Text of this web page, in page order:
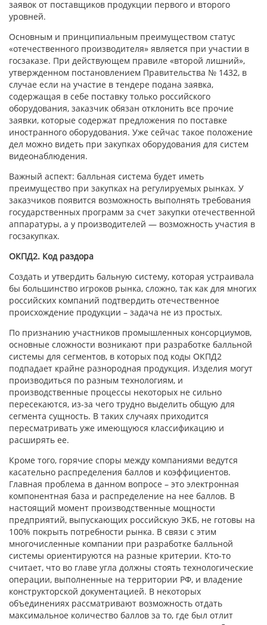
заявок от поставщиков продукции первого и второго
уровней.
Основным и принципиальным преимуществом статус
«отечественного производителя» является при участии в
госзаказе. При действующем правиле «второй лишний»,
утвержденном постановлением Правительства № 1432, в
случае если на участие в тендере подана заявка,
содержащая в себе поставку только российского
оборудования, заказчик обязан отклонить все прочие
заявки, которые содержат предложения по поставке
иностранного оборудования. Уже сейчас такое положение
дел можно видеть при закупках оборудования для систем
видеонаблюдения.
Важный аспект: балльная система будет иметь
преимущество при закупках на регулируемых рынках. У
заказчиков появится возможность выполнять требования
государственных программ за счет закупки отечественной
аппаратуры, а у производителей — возможность участия в
госзакупках.
ОКПД2. Код раздора
Создать и утвердить бальную систему, которая устраивала
бы большинство игроков рынка, сложно, так как для многих
российских компаний подтвердить отечественное
происхождение продукции – задача не из простых.
По признанию участников промышленных консорциумов,
основные сложности возникают при разработке балльной
системы для сегментов, в которых под коды ОКПД2
подпадает крайне разнородная продукция. Изделия могут
производиться по разным технологиям, и
производственные процессы некоторых не сильно
пересекаются, из-за чего трудно выделить общую для
сегмента сущность. В таких случаях приходится
пересматривать уже имеющуюся классификацию и
расширять ее.
Кроме того, горячие споры между компаниями ведутся
касательно распределения баллов и коэффициентов.
Главная проблема в данном вопросе – это электронная
компонентная база и распределение на нее баллов. В
настоящий момент производственные мощности
предприятий, выпускающих российскую ЭКБ, не готовы на
100% покрыть потребности рынка. В связи с этим
многочисленные компании при разработке балльной
системы ориентируются на разные критерии. Кто-то
считает, что во главе угла должны стоять технологические
операции, выполненные на территории РФ, и владение
конструкторской документацией. В некоторых
объединениях рассматривают возможность отдать
максимальное количество баллов за то, где был отлит